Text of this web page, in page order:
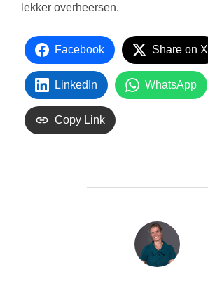
lekker overheersen.
Facebook Share on X
LinkedIn WhatsApp
Copy Link
BERICHTAUTEUR